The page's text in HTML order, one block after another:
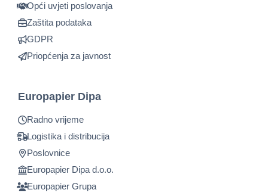
Opći uvjeti poslovanja
Zaštita podataka
GDPR
Priopćenja za javnost
Europapier Dipa
Radno vrijeme
Logistika i distribucija
Poslovnice
Europapier Dipa d.o.o.
Europapier Grupa